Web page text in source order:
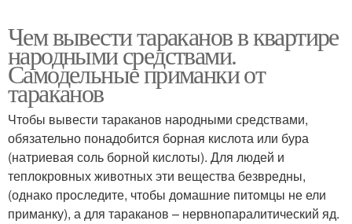
Чем вывести тараканов в квартире
народными средствами.
Самодельные приманки от
тараканов
Чтобы вывести тараканов народными средствами,
обязательно понадобится борная кислота или бура
(натриевая соль борной кислоты). Для людей и
теплокровных животных эти вещества безвредны,
(однако проследите, чтобы домашние питомцы не ели
приманку), а для тараканов – нервнопаралитический яд.